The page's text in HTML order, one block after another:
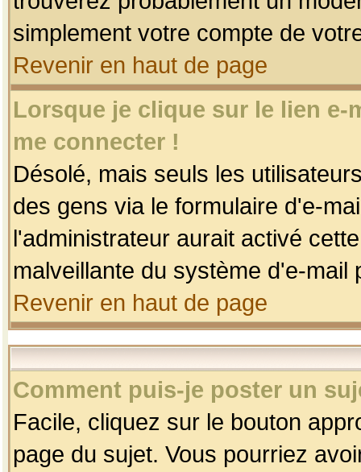
simplement votre compte de
Revenir en haut de page
Lorsque je clique sur le lien
me connecter !
Désolé, mais seuls les
des gens via le formulaire d'e-
l'administrateur aurait activé
malveillante du système d'e-
Revenir en haut de page
Comment puis-je poster un
Facile, cliquez sur le bouton
page du sujet. Vous pourriez